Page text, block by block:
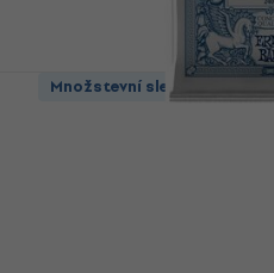
Množstevní sleva